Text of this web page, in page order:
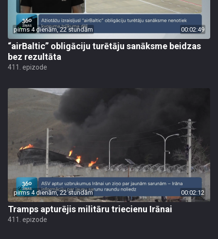
pirms 4 dienām, 22 stundām 00:02:49
“airBaltic” obligāciju turētāju sanāksme beidzas
bez rezultāta
411. epizode
pirms 4 dienām, 22 stundām 00:02:12
Tramps apturējis militāru triecienu Irānai
411. epizode